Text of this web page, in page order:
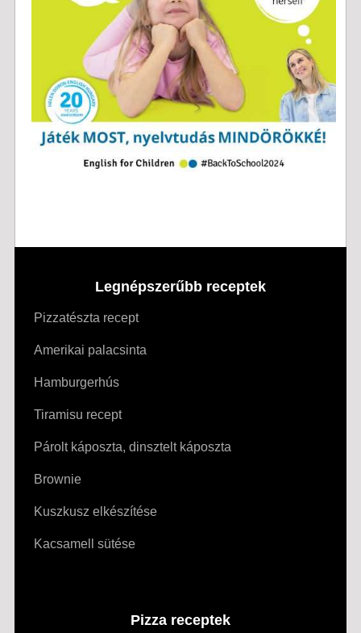
Legnépszerűbb receptek
Pizzatészta recept
Amerikai palacsinta
Hamburgerhús
Tiramisu recept
Párolt káposzta, dinsztelt káposzta
Brownie
Kuszkusz elkészítése
Kacsamell sütése
Pizza receptek